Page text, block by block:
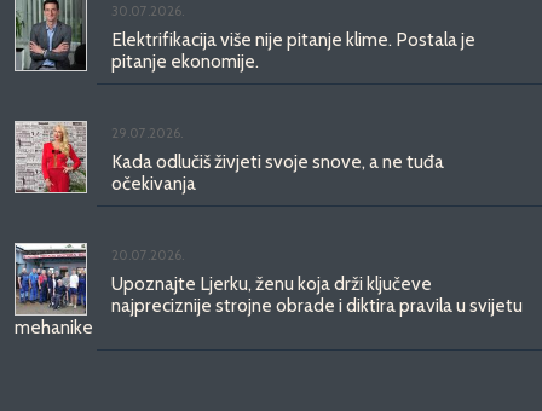
30.07.2026.
Elektrifikacija više nije pitanje klime. Postala je
pitanje ekonomije.
29.07.2026.
Kada odlučiš živjeti svoje snove, a ne tuđa
očekivanja
20.07.2026.
Upoznajte Ljerku, ženu koja drži ključeve
najpreciznije strojne obrade i diktira pravila u svijetu
mehanike